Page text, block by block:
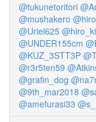
@tukunetoritori
@mushakero
@Uriel625
@UNDER155cm
@KUZ_3STT3P
@r3r5ten59
@grafin_dog
@9th_mar2018
@amefurasi33